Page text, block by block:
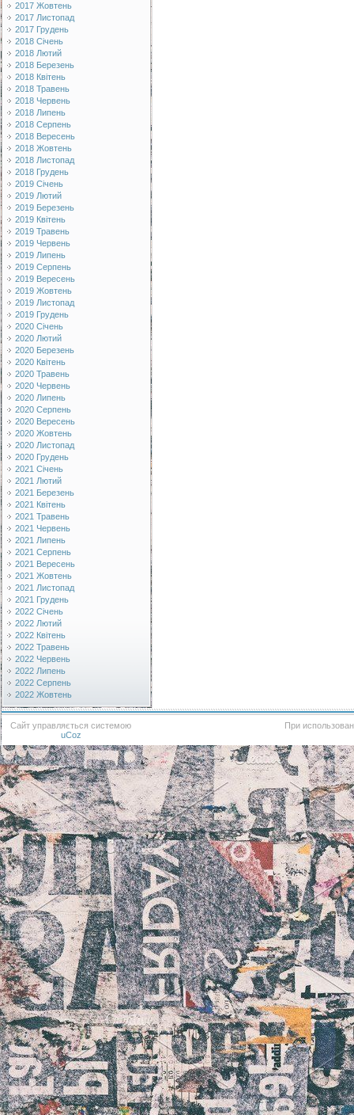
2017 Жовтень
2017 Листопад
2017 Грудень
2018 Січень
2018 Лютий
2018 Березень
2018 Квітень
2018 Травень
2018 Червень
2018 Липень
2018 Серпень
2018 Вересень
2018 Жовтень
2018 Листопад
2018 Грудень
2019 Січень
2019 Лютий
2019 Березень
2019 Квітень
2019 Травень
2019 Червень
2019 Липень
2019 Серпень
2019 Вересень
2019 Жовтень
2019 Листопад
2019 Грудень
2020 Січень
2020 Лютий
2020 Березень
2020 Квітень
2020 Травень
2020 Червень
2020 Липень
2020 Серпень
2020 Вересень
2020 Жовтень
2020 Листопад
2020 Грудень
2021 Січень
2021 Лютий
2021 Березень
2021 Квітень
2021 Травень
2021 Червень
2021 Липень
2021 Серпень
2021 Вересень
2021 Жовтень
2021 Листопад
2021 Грудень
2022 Січень
2022 Лютий
2022 Квітень
2022 Травень
2022 Червень
2022 Липень
2022 Серпень
2022 Жовтень
Сайт управляється системою
uCoz
При